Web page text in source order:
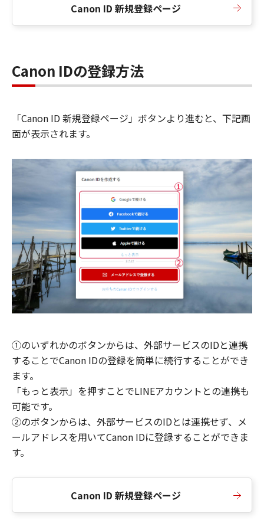
Canon ID 新規登録ページ
Canon IDの登録方法
「Canon ID 新規登録ページ」ボタンより進むと、下記画
面が表示されます。
①のいずれかのボタンからは、外部サービスのIDと連携
することでCanon IDの登録を簡単に続行することができ
ます。
「もっと表示」を押すことでLINEアカウントとの連携も
可能です。
②のボタンからは、外部サービスのIDとは連携せず、メ
ールアドレスを用いてCanon IDに登録することができま
す。
Canon ID 新規登録ページ